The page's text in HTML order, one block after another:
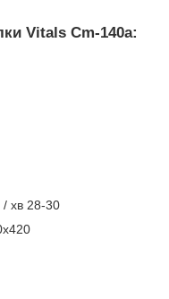
Vitals Cm-140a:
/ хв 28-30